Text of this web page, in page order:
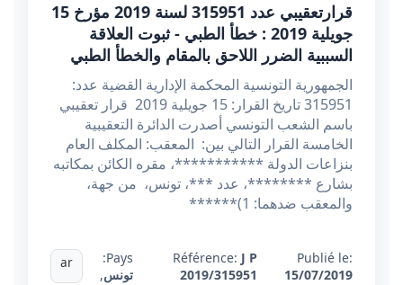
قرارتعقيبي عدد 315951 لسنة 2019 مؤرخ 15
جويلية 2019 : خطأ الطبي - ثبوت العلاقة
السببية الضرر اللاحق بالمقام والخطأ الطبي
الجمهورية التونسية المحكمة الإدارية القضية عدد:
315951 تاريخ القرار: 15 جويلية 2019 قرار تعقيبي
باسم الشعب التونسي أصدرت الدائرة التعقيبية
الخامسة القرار التالي بين: المعقب: المكلف العام
بنزاعات الدولة ***********، مقره الكائن بمکاتبه
بشارع ********، عدد ***، تونس، من جهة،
والمعقب ضدهما: 1)******
Publié le:
15/07/2019
Référence: J P
2019/315951
Pays:
تونس,
ar